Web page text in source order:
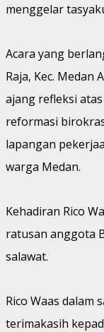
menggelar
Acara yang
Raja, Kec. Medan
ajang refleksi
reformasi
lapangan
warga Medan.
Kehadiran Rico
ratusan anggota
salawat.
Rico Waas dalam
terimakasih